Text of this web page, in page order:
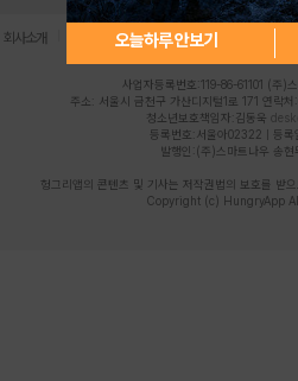
오늘하루 안보기
회사소개 | 개인정보 처리방침
사업자등록번호:119-86-61101 (주)
주소: 서울시 금천구 가산디지털1로 171 연
청소년보호책임자:김동욱
등록번호:서울아02322 | 등록
발행인:(주)스마트나우 송
헝그리앱의 콘텐츠 및 기사는 저작권법의 보호를 받
Copyright (c) HungryApp